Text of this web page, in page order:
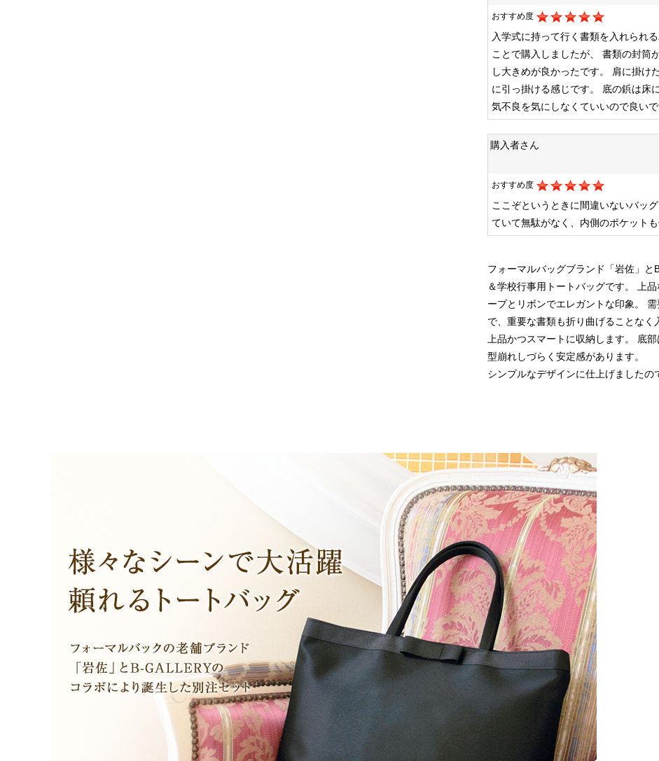
おすすめ度
入学式に持って行く書類を入れられ
ことで購入しましたが、
書類の封筒
し大きめが良かったです。
肩に掛け
に引っ掛ける感じです。
底の鋲は床
気不良を気にしなくていいので良いで
購入者さん
おすすめ度
ここぞというときに間違いないバッグ
ていて無駄がなく、内側のポケット
フォーマルバッグブランド「岩佐」
＆学校行事用トートバッグです。
上
ープとリボンでエレガントな印象。
で、重要な書類も折り曲げることな
上品かつスマートに収納します。
底
型崩れしづらく安定感があります。
シンプルなデザインに仕上げましたの